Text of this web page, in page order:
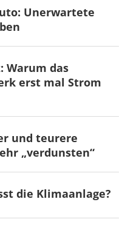
Unerwartete
Warum das
erst mal Strom
und teurere
„verdunsten“
die Klimaanlage?